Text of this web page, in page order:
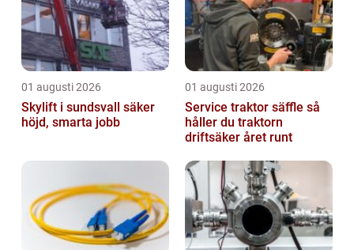
01 augusti 2026
Skylift i sundsvall säker
höjd, smarta jobb
01 augusti 2026
Service traktor säffle så
håller du traktorn
driftsäker året runt